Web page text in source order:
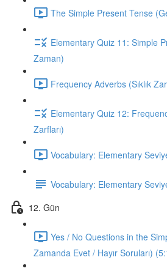
The Simple Present Tense
Elementary Quiz 11: Simple
Zaman)
Frequency Adverbs (Sıklık
Elementary Quiz 12:
Zarfları)
Vocabulary: Elementary
Vocabulary: Elementary
12. Gün
Yes / No Questions in the
Zamanda Evet / Hayır Soruları)